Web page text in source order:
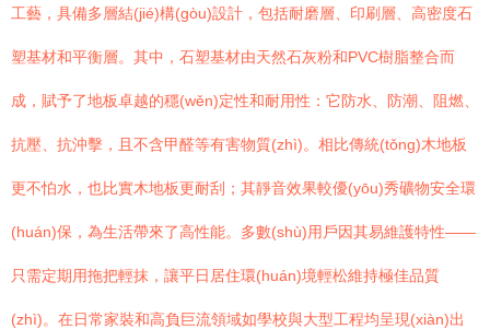
工藝，具備多層結(jié)構(gòu)設計，包括耐磨層、印刷層、高密度石
塑基材和平衡層。其中，石塑基材由天然石灰粉和PVC樹脂整合而
成，賦予了地板卓越的穩(wěn)定性和耐用性：它防水、防潮、阻燃、
抗壓、抗沖擊，且不含甲醛等有害物質(zhì)。相比傳統(tǒng)木地板
更不怕水，也比實木地板更耐刮；其靜音效果較優(yōu)秀礦物安全環
(huán)保，為生活帶來了高性能。多數(shù)用戶因其易維護特性——
只需定期用拖把輕抹，讓平日居住環(huán)境輕松維持極佳品質
(zhì)。在日常家裝和高負巨流領域如學校與大型工程均呈現(xiàn)出